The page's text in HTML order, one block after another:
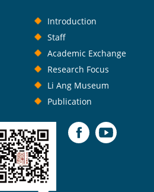
Introduction
Staff
Academic Exchange
Research Focus
Li Ang Museum
Publication